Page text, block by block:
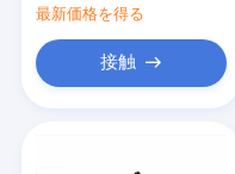
最新価格を得る
接触